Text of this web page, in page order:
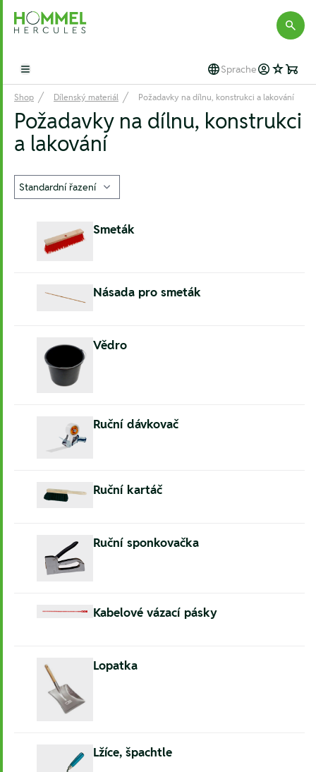
Hommel Hercules
Open main menu Sprache
Shop Dílenský materiál Požadavky na dílnu, konstrukci a lakování
Požadavky na dílnu, konstrukci
a lakování
Smeták
Násada pro smeták
Vědro
Ruční dávkovač
Ruční kartáč
Ruční sponkovačka
Kabelové vázací pásky
Lopatka
Lžíce, špachtle